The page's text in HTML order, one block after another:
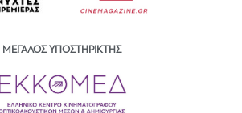
ΜΕΓΑΛΟΣ ΥΠΟΣΤΗΡΙΚΤΗΣ